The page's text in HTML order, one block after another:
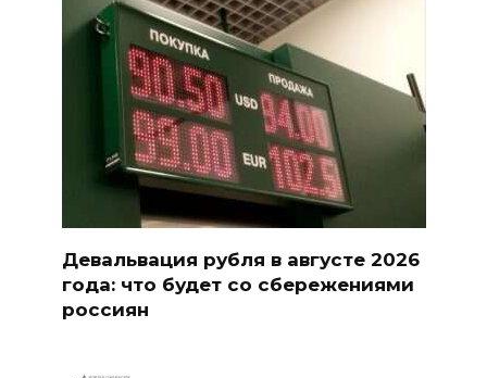
Девальвация рубля в августе 2026
года: что будет со сбережениями
россиян